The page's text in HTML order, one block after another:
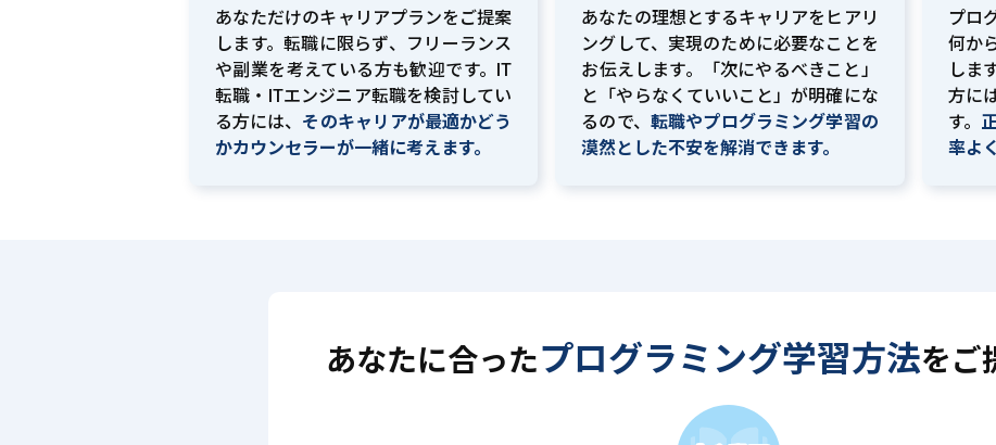
あなただけのキャリアプランをご提案
します。転職に限らず、フリーランス
や副業を考えている方も歓迎です。IT
転職・ITエンジニア転職を検討してい
る方には、 そのキャリアが最適かどう
かカウンセラーが一緒に考えます。
あなたの理想とするキャリアをヒアリ
ングして、実現のために必要なことを
お伝えします。「次にやるべきこと」
と「やらなくていいこと」が明確にな
るので、 転職やプログラミング学習の
漠然とした不安を解消できます。
プロ
何か
しま
方に
す。
率よ
あなたに合ったプログラミング学習方法をご